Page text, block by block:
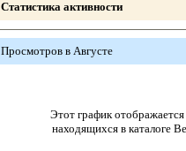
Статистика активности
Просмотров в Августе
Этот график отображается
находящихся в каталоге